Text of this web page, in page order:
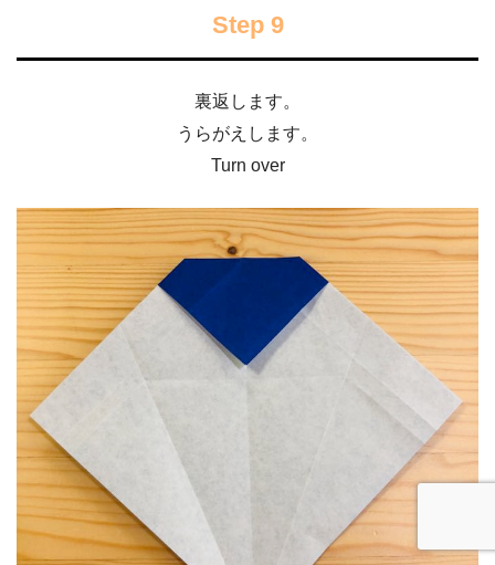
Step 9
裏返します。
うらがえします。
Turn over